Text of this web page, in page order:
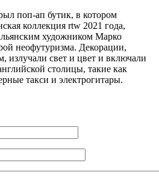
поп-ап бутик, в котором
коллекция rtw 2021 года,
художником Марко
неофутуризма. Декорации,
излучали свет и цвет и включали
столицы, такие как
такси и электрогитары.